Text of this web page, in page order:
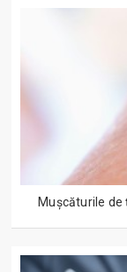
Mușcăturile de